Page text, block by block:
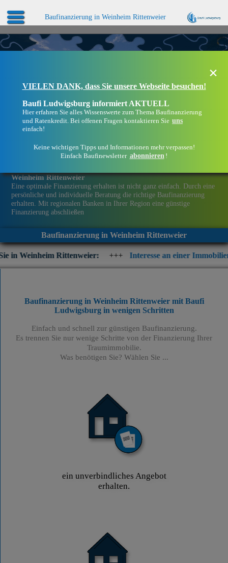
Baufinanzierung in Weinheim Rittenweier
Weinheim Rittenweier
Eine optimale Finanzierung erhalten ist nicht ganz einfach. Durch eine
persönliche und individuelle Beratung die richtige Baufinanzierung
erhalten. Mit regionalen Banken in Ihrer Region eine günstige
Finanzierung abschließen
Baufinanzierung in Weinheim Rittenweier
Rittenweier: +++ Interesse an einer
×
VIELEN DANK, dass Sie unsere Webseite besuchen!
Baufi Ludwigsburg informiert AKTUELL
Hier erfahren Sie alles Wissenswerte zum Thema Baufinanzierung
und Ratenkredit. Bei offenen Fragen kontaktieren Sie uns
einfach!
Keine wichtigen Tipps und Informationen mehr verpassen!
Einfach Baufinewsletter abonnieren !
Baufinanzierung in Weinheim Rittenweier mit Baufi
Ludwigsburgin wenigen Schritten
Einfach und schnell zur günstigen Baufinanzierung.
Es trennen Sie nur wenige Schritte von der Finanzierung Ihrer
Traumimmobilie.
Was benötigen Sie? Wählen Sie ...
ein unverbindliches Angebot
erhalten.